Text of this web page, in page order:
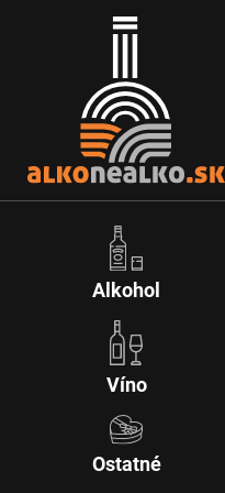
Alkohol
Víno
Ostatné